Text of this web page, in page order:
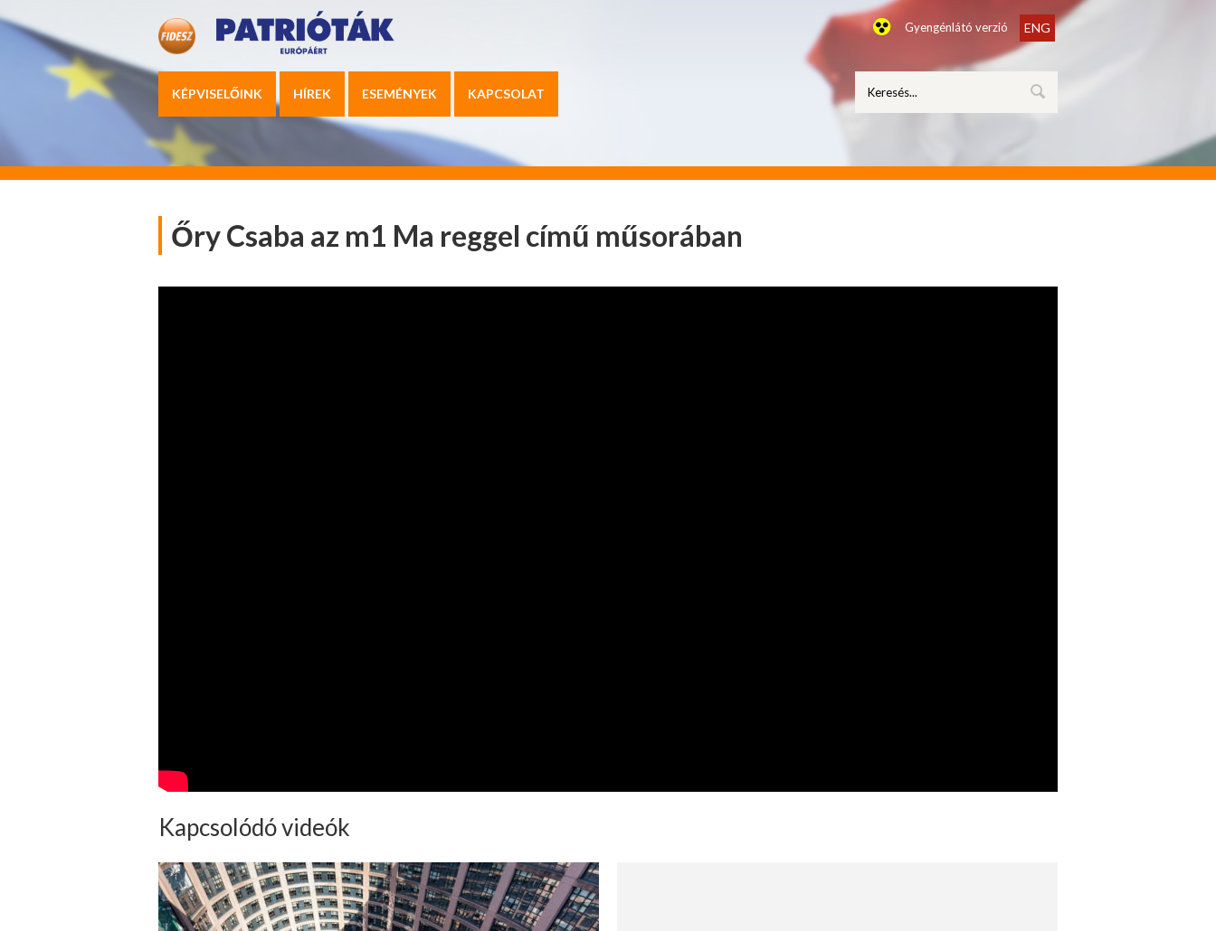
Gyengénlátó verzió ENG
KÉPVISELŐINK HÍREK ESEMÉNYEK KAPCSOLAT
Őry Csaba az m1 Ma reggel című műsorában
Kapcsolódó videók